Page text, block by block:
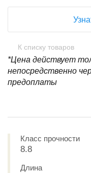
К списку товаров
*Цена действует
непосредственно
предоплаты
Класс прочности
8.8
Длина